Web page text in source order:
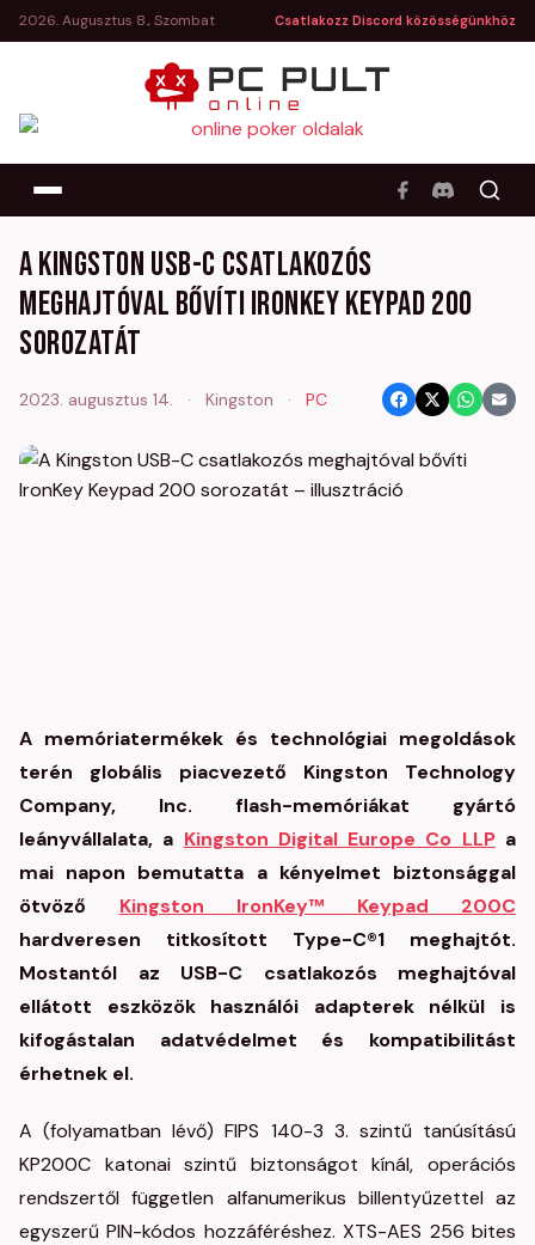
2026. Augusztus 8., Szombat Csatlakozz Discord közösségünkhöz
A Kingston USB-C csatlakozós
meghajtóval bővíti IronKey Keypad 200
sorozatát
2023. augusztus 14. · Kingston · PC
A memóriatermékek és technológiai megoldások
terén globális piacvezető Kingston Technology
Company, Inc. flash-memóriákat gyártó
leányvállalata, a Kingston Digital Europe Co LLPa
mai napon bemutatta a kényelmet biztonsággal
ötvöző Kingston IronKey™ Keypad 200C
hardveresen titkosított Type-C®1 meghajtót.
Mostantól az USB-C csatlakozós meghajtóval
ellátott eszközök használói adapterek nélkül is
kifogástalan adatvédelmet és kompatibilitást
érhetnek el.
A (folyamatban lévő) FIPS 140-3 3. szintű tanúsítású
KP200C katonai szintű biztonságot kínál, operációs
rendszertől független alfanumerikus billentyűzettel az
egyszerű PIN-kódos hozzáféréshez. XTS-AES 256 bites